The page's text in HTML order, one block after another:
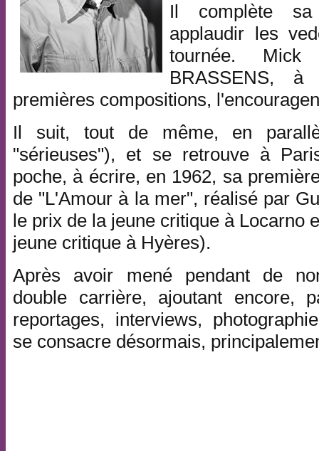
Il complète
applaudir les
tournée. Mick
BRASSENS,
premières compositions,
Il suit, tout de même, en
"sérieuses"), et se retrouve à
poche, à écrire, en 1962, sa
de "L'Amour à la mer", réalisé par
le prix de la jeune critique à Locarno
jeune critique à Hyères).
Après avoir mené pendant de
double carrière, ajoutant encore,
reportages, interviews,
se consacre désormais,